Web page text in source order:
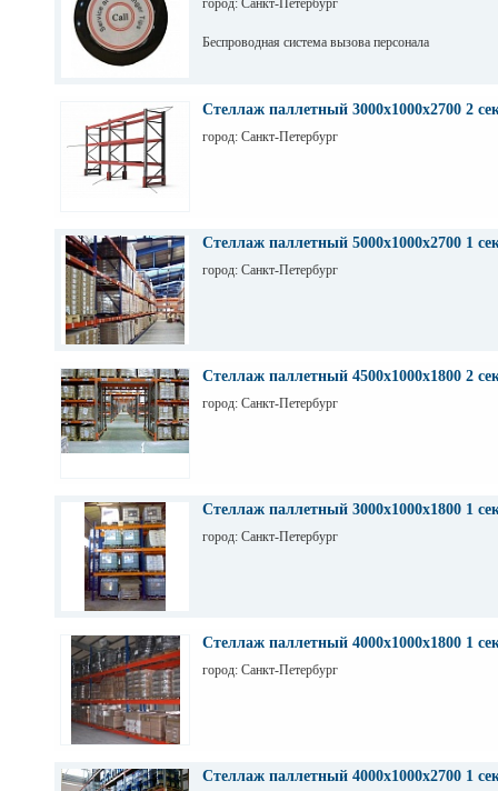
город: Санкт-Петербург
Беспроводная система вызова персонала
Стеллаж паллетный 3000х1000х2700 2
город: Санкт-Петербург
Стеллаж паллетный 5000х1000х2700 1
город: Санкт-Петербург
Стеллаж паллетный 4500х1000х1800 2
город: Санкт-Петербург
Стеллаж паллетный 3000х1000х1800 1
город: Санкт-Петербург
Стеллаж паллетный 4000х1000х1800 1
город: Санкт-Петербург
Стеллаж паллетный 4000х1000х2700 1